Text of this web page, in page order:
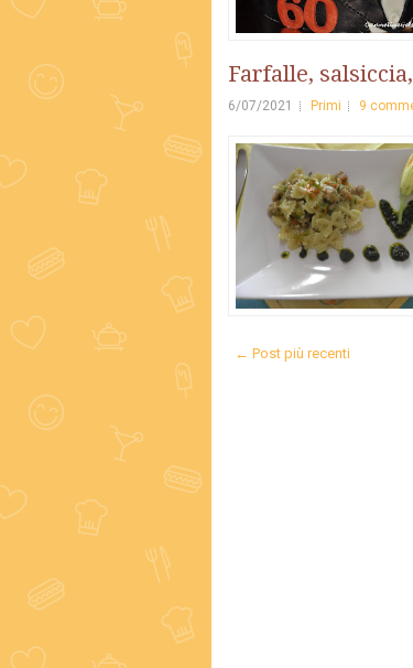
Farfalle,
6/07/2021 Primi 9
← Post più recenti